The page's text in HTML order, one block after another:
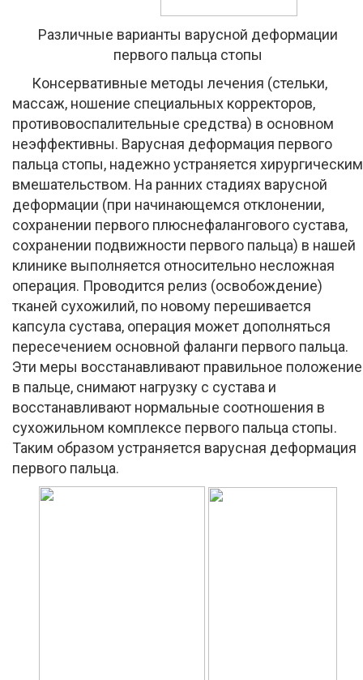
Различные варианты варусной деформации
первого пальца стопы
Консервативные методы лечения (стельки,
массаж, ношение специальных корректоров,
противовоспалительные средства) в основном
неэффективны. Варусная деформация первого
пальца стопы, надежно устраняется хирургическим
вмешательством. На ранних стадиях варусной
деформации (при начинающемся отклонении,
сохранении первого плюснефалангового сустава,
сохранении подвижности первого пальца) в нашей
клинике выполняется относительно несложная
операция. Проводится релиз (освобождение)
тканей сухожилий, по новому перешивается
капсула сустава, операция может дополняться
пересечением основной фаланги первого пальца.
Эти меры восстанавливают правильное положение
в пальце, снимают нагрузку с сустава и
восстанавливают нормальные соотношения в
сухожильном комплексе первого пальца стопы.
Таким образом устраняется варусная деформация
первого пальца.